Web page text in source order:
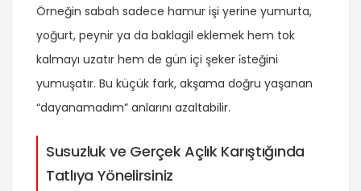
Örneğin sabah sadece hamur işi yerine yumurta,
yoğurt, peynir ya da baklagil eklemek hem tok
kalmayı uzatır hem de gün içi şeker i̇steğini
yumuşatır. Bu küçük fark, akşama doğru yaşanan
“dayanamadım” anlarını azaltabilir.
Susuzluk ve Gerçek Açlık Karıştığında
Tatlıya Yönelirsiniz